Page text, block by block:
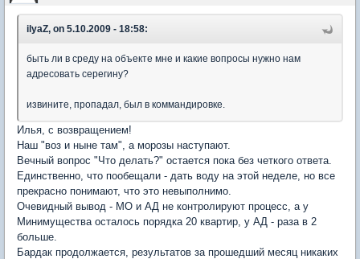
ilyaZ, on 5.10.2009 - 18:58:
быть ли в среду на объекте мне и какие вопросы нужно нам
адресовать серегину?
извините, пропадал, был в коммандировке.
Илья, с возвращением!
Наш "воз и ныне там", а морозы наступают.
Вечный вопрос "Что делать?" остается пока без четкого ответа.
Единственно, что пообещали - дать воду на этой неделе, но все
прекрасно понимают, что это невыполнимо.
Очевидный вывод - МО и АД не контролируют процесс, а у
Минимущества осталось порядка 20 квартир, у АД - раза в 2
больше.
Бардак продолжается, результатов за прошедший месяц никаких